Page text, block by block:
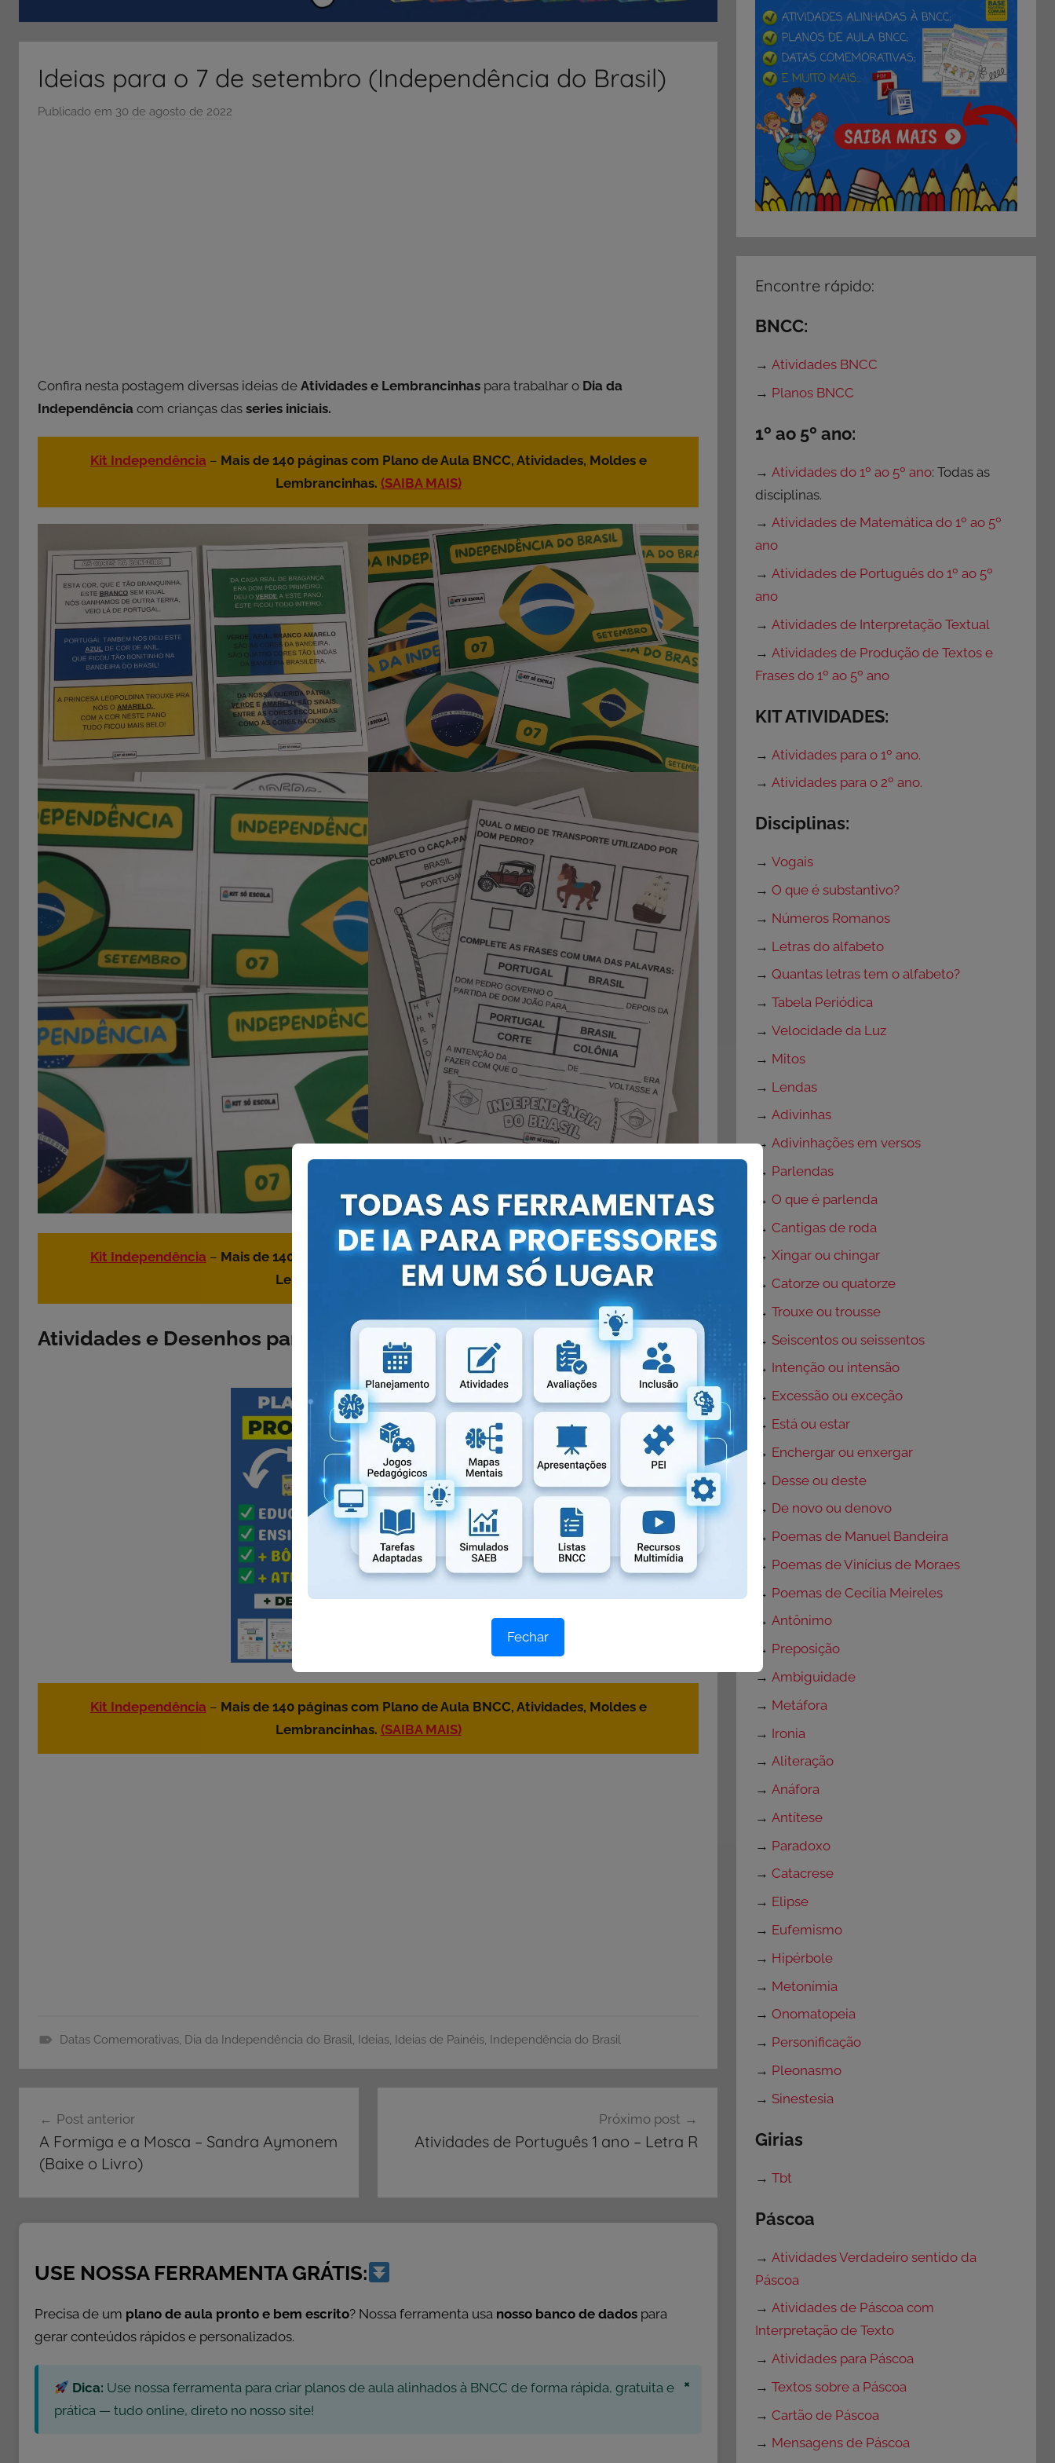
ENEM
e
cursosIdeias para o 7 de setembro (Independência do Brasil)
Publicado em 30 de agosto de 2022
Confira nesta postagem diversas ideias de Atividades e Lembrancinhas para trabalhar o Dia da
Independência com crianças das series iniciais.
Kit Independência – Mais de 140 páginas com Plano de Aula BNCC, Atividades, Moldes e
Lembrancinhas. (SAIBA MAIS)
Kit Independência – Mais de 140 páginas com Plano de Aula BNCC, Atividades, Moldes e
Lembrancinhas.
(SAIBA MAIS)
Atividades e Desenhos para Imprimir
×
Kit Independência – Mais de 140 páginas com Plano de Aula BNCC, Atividades, Moldes e
Lembrancinhas. (SAIBA MAIS)
d
a
I
e
e
n
c
Datas Comemorativas, Dia da Independência do Brasil, Ideias, Ideias de Painéis, Independência do Brasil
de
Post
Post anterior
A Formiga e a Mosca – Sandra Aymonem
(Baixe o Livro)
Próximo post
Atividades de Português 1 ano – Letra R
USE NOSSA FERRAMENTA GRÁTIS:
Precisa de um plano de aula pronto e bem escrito? Nossa ferramenta usa nosso banco de dados para
gerar conteúdos rápidos e personalizados.
Dica: Use nossa ferramenta para criar planos de aula alinhados à BNCC de forma rápida, gratuita e
prática — tudo online, direto no nosso site!
×
Encontre rápido:
BNCC:
→Atividades BNCC
→ Planos BNCC
1º ao 5º ano:
→Atividades do 1º ao 5º ano: Todas as
disciplinas.
→Atividades de Matemática do 1º ao 5º
ano
→Atividades de Português do 1º ao 5º
ano
→Atividades de Interpretação Textual
→Atividades de Produção de Textos e
Frases do 1º ao 5º ano
KIT ATIVIDADES:
→Atividades para o 1º ano.
→Atividades para o 2º ano.
Disciplinas:
→Vogais
→O que é substantivo?
→ Números Romanos
→ Letras do alfabeto
→Quantas letras tem o alfabeto?
→Tabela Periódica
→Velocidade da Luz
→ Mitos
→ Lendas
→Adivinhas
→Adivinhações em versos
→ Parlendas
→O que é parlenda
→Cantigas de roda
→Xingar ou chingar
→Catorze ou quatorze
→Trouxe ou trousse
→ Seiscentos ou seissentos
→ Intenção ou intensão
→ Excessão ou exceção
→ Está ou estar
→ Enchergar ou enxergar
→ Desse ou deste
→ De novo ou denovo
→ Poemas de Manuel Bandeira
→ Poemas de Vinícius de Moraes
→ Poemas de Cecília Meireles
→Antônimo
→ Preposição
→Ambiguidade
→ Metáfora
→ Ironia
→Aliteração
→Anáfora
→Antítese
→ Paradoxo
→Catacrese
→ Elipse
→ Eufemismo
→ Hipérbole
→ Metonímia
→Onomatopeia
→ Personificação
→ Pleonasmo
→ Sinestesia
Girias
→Tbt
Páscoa
→Atividades Verdadeiro sentido da
Páscoa
→Atividades de Páscoa com
Interpretação de Texto
→Atividades para Páscoa
→Textos sobre a Páscoa
→Cartão de Páscoa
→ Mensagens de Páscoa
Fechar